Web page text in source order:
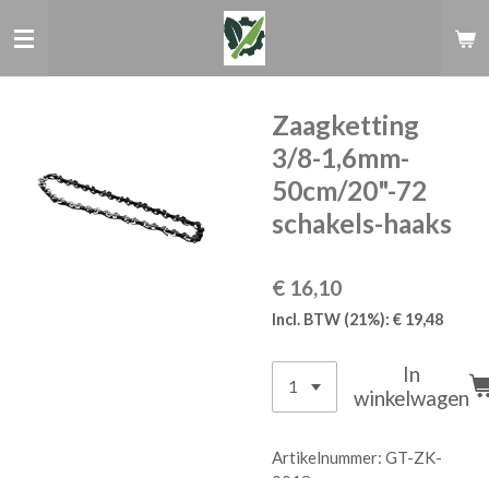
direct
Zaagketting
3/8-1,6mm-
50cm/20"-72
schakels-haaks
€ 16,10
Incl. BTW (21%): € 19,48
In
winkelwagen
Artikelnummer: GT-ZK-